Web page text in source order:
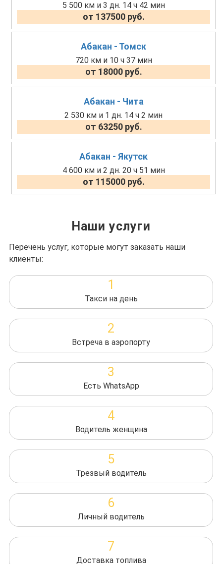
5 500 км и 3 дн. 14 ч 42 мин
от 137500 руб.
Абакан - Томск
720 км и 10 ч 37 мин
от 18000 руб.
Абакан - Чита
2 530 км и 1 дн. 14 ч 2 мин
от 63250 руб.
Абакан - Якутск
4 600 км и 2 дн. 20 ч 51 мин
от 115000 руб.
Наши услуги
Перечень услуг, которые могут заказать наши
клиенты:
1
Такси на день
2
Встреча в аэропорту
3
Есть WhatsApp
4
Водитель женщина
5
Трезвый водитель
6
Личный водитель
7
Доставка топлива